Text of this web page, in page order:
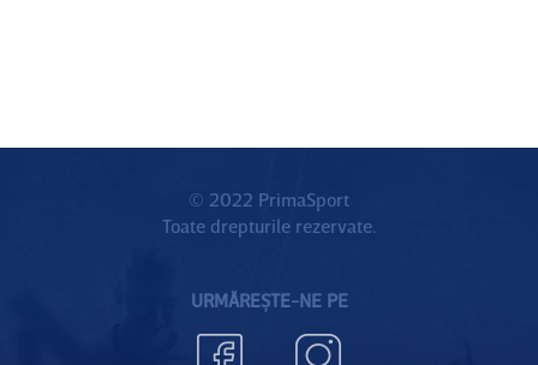
© 2022 PrimaSport
Toate drepturile rezervate.
URMĂREȘTE-NE PE